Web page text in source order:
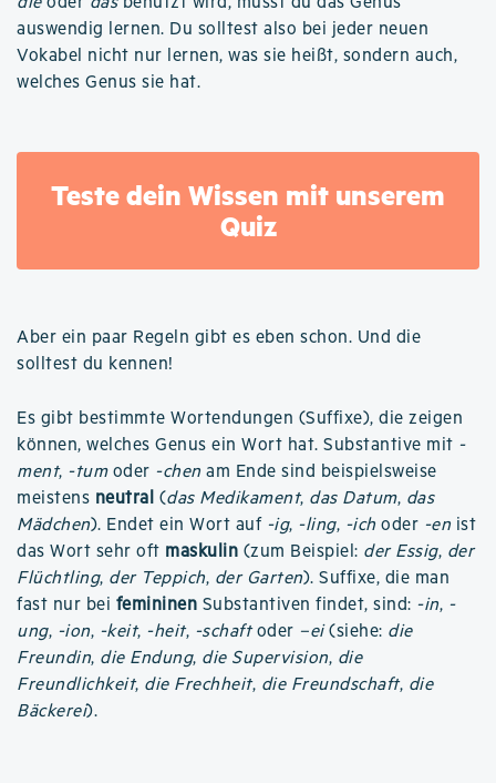
auswendig lernen. Du solltest also bei jeder neuen
Vokabel nicht nur lernen, was sie heißt, sondern auch,
welches Genus sie hat.
Teste dein Wissen mit unserem
Quiz
Aber ein paar Regeln gibt es eben schon. Und die
solltest du kennen!
Es gibt bestimmte Wortendungen (Suffixe), die zeigen
können, welches Genus ein Wort hat. Substantive mit -
ment, -tumoder -chen am Ende sind beispielsweise
meistens neutral (das Medikament, das Datum, das
Mädchen). Endet ein Wort auf -ig, -ling, -ich oder -en ist
das Wort sehr oft maskulin (zum Beispiel: der Essig, der
Flüchtling, der Teppich, der Garten). Suffixe, die man
fast nur bei femininen Substantiven findet, sind: -in, -
ung, -ion, -keit, -heit, -schaftoder –ei(siehe: die
Freundin, die Endung, die Supervision, die
Freundlichkeit, die Frechheit, die Freundschaft, die
Bäckerei).